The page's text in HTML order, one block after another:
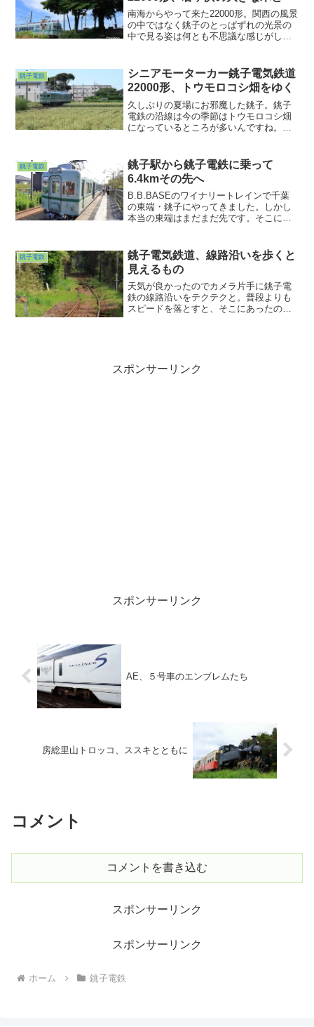
南海からやって来た22000形。関西の風景
の中ではなく銚子のとっぱずれの光景の
中で見る姿は何とも不思議な感じがしま
では300mくらい？まぁ１本道だから迷い
はしないでしょうけれどw。
銚子電鉄
シニアモーターカー銚子電気鉄道
22000形、トウモロコシ畑をゆく
久しぶりの夏場にお邪魔した銚子。銚子
電鉄の沿線は今の季節はトウモロコシ畑
になっているところが多いんですね。そ
そのトウモロコシ畑の向こうから新車・
22000形がやってきました。
銚子電鉄
銚子駅から銚子電鉄に乗って
6.4kmその先へ
B.B.BASEのワイナリートレインで千葉
の東端・銚子にやってきました。しかし
本当の東端はまだまだ先です。そこに向
鉄道です。毎度毎度すごいセンスだよな
ぁ・・・と感心？することしばしw。
銚子電鉄
銚子電気鉄道、線路沿いを歩くと
見えるもの
天気が良かったのでカメラ片手に銚子電
鉄の線路沿いをテクテクと。普段よりも
スピードを落とすと、そこにあったのに
あちこち見たかったけれど今回はここで
折り返し。また来ますw。
スポンサーリンク
スポンサーリンク
AE、５号車のエンブレムたち
房総里山トロッコ、ススキとともに
コメント
コメントを書き込む
スポンサーリンク
スポンサーリンク
ホーム 銚子電鉄